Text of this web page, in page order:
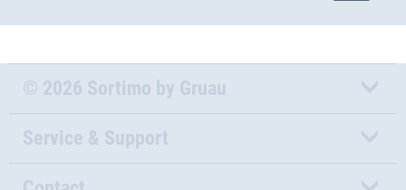
© 2026 Sortimo by Gruau
Service & Support